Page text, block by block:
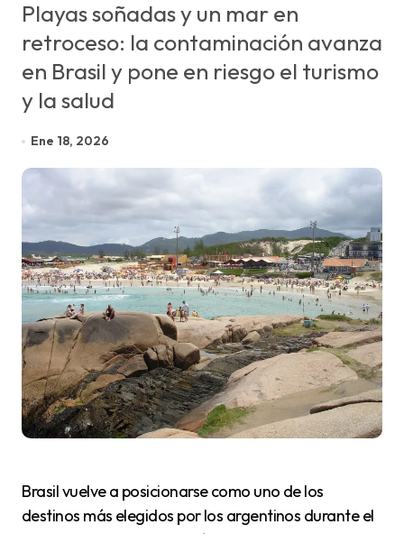
Playas soñadas y un mar en
retroceso: la contaminación avanza
en Brasil y pone en riesgo el turismo
y la salud
Ene 18, 2026
Brasil vuelve a posicionarse como uno de los
destinos más elegidos por los argentinos durante el